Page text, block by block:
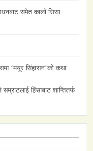
समेत कालो सिसा
‘मयूर सिंहासन’को कथा
हिंसाबाट शान्तितर्फ